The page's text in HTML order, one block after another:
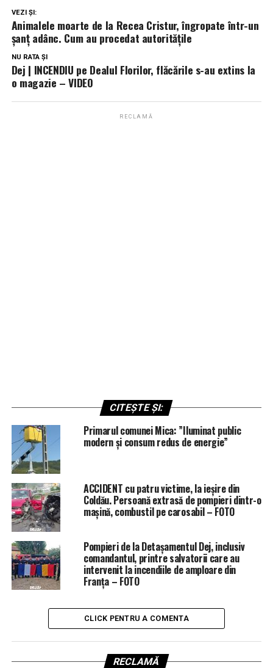
VEZI ȘI:
Animalele moarte de la Recea Cristur, îngropate într-un
șanț adânc. Cum au procedat autoritățile
NU RATA ȘI
Dej | INCENDIU pe Dealul Florilor, flăcările s-au extins la
o magazie – VIDEO
RECLAMĂ
CITEȘTE ȘI:
Primarul comunei Mica: ”Iluminat public
modern și consum redus de energie”
ACCIDENT cu patru victime, la ieșire din
Coldău. Persoană extrasă de pompieri dintr-o
mașină, combustil pe carosabil – FOTO
Pompieri de la Detașamentul Dej, inclusiv
comandantul, printre salvatorii care au
intervenit la incendiile de amploare din
Franța – FOTO
CLICK PENTRU A COMENTA
RECLAMĂ